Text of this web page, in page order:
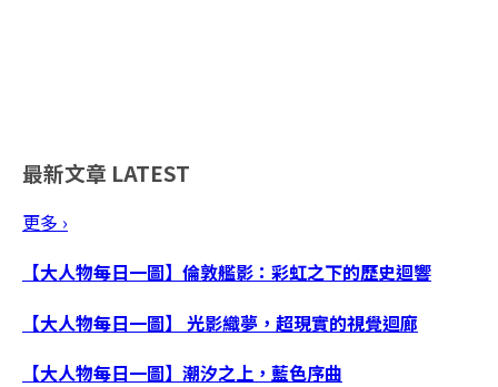
最新文章 LATEST
更多 ›
【大人物每日一圖】倫敦艦影：彩虹之下的歷史迴響
【大人物每日一圖】 光影織夢，超現實的視覺迴廊
【大人物每日一圖】潮汐之上，藍色序曲